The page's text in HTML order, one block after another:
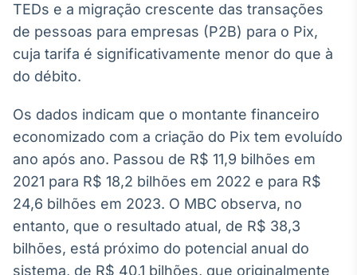
Broadcast
Datafeed
APIs para
Broadcast
Ticker
Cotações e
headlines de
notícias
Broadcast
TEDs e a migração crescente das transações
de pessoas para empresas (P2B) para o Pix,
cuja tarifa é significativamente menor do que à
do débito.
Os dados indicam que o montante financeiro
economizado com a criação do Pix tem evoluído
ano após ano. Passou de R$ 11,9 bilhões em
2021 para R$ 18,2 bilhões em 2022 e para R$
24,6 bilhões em 2023. O MBC observa, no
entanto, que o resultado atual, de R$ 38,3
bilhões, está próximo do potencial anual do
sistema, de R$ 40,1 bilhões, que originalmente